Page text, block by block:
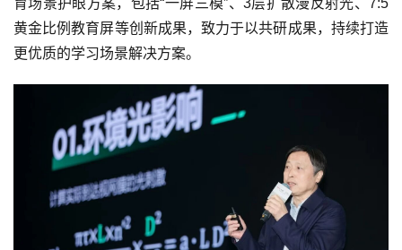
育场景护眼方案，包括“一屏三模”、3层扩散漫反射光、7:5
黄金比例教育屏等创新成果，致力于以共研成果，持续打造
更优质的学习场景解决方案。